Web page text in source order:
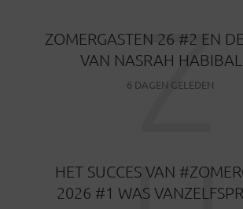
ZOMERGASTEN 26 #2 EN
VAN NASRAH
6 DAGEN GELEDEN
Z
HET SUCCES VAN
2026 #1 WAS